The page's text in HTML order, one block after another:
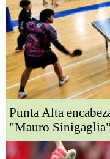
Punta Alta
"Mauro Sinigaglia"